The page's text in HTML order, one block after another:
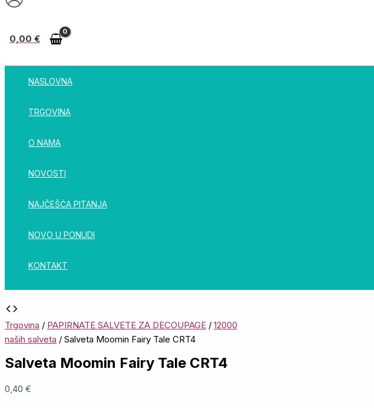
0,00 €
NASLOVNA
TRGOVINA
O NAMA
NOVOSTI
NAJČEŠĆA PITANJA
NOVO U PONUDI
KONTAKT
Trgovina / PAPIRNATE SALVETE ZA DECOUPAGE / 12000
naših salveta / Salveta Moomin Fairy Tale CRT4
Salveta Moomin Fairy Tale CRT4
0,40 €